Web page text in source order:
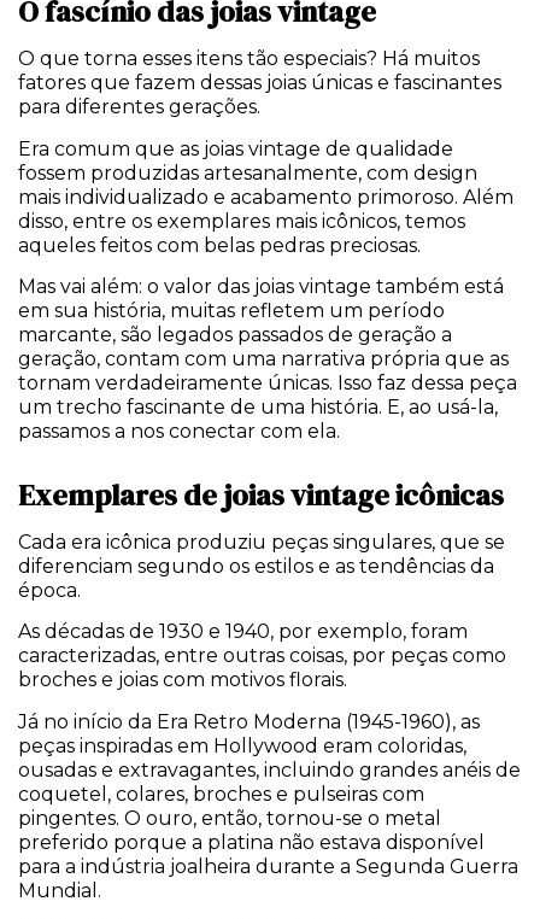
O fascínio das joias vintage
O que torna esses itens tão especiais? Há muitos
fatores que fazem dessas joias únicas e fascinantes
para diferentes gerações.
Era comum que as joias vintage de qualidade
fossem produzidas artesanalmente, com design
mais individualizado e acabamento primoroso. Além
disso, entre os exemplares mais icônicos, temos
aqueles feitos com belas pedras preciosas.
Mas vai além: o valor das joias vintage também está
em sua história, muitas refletem um período
marcante, são legados passados de geração a
geração, contam com uma narrativa própria que as
tornam verdadeiramente únicas. Isso faz dessa peça
um trecho fascinante de uma história. E, ao usá-la,
passamos a nos conectar com ela.
Exemplares de joias vintage icônicas
Cada era icônica produziu peças singulares, que se
diferenciam segundo os estilos e as tendências da
época.
As décadas de 1930 e 1940, por exemplo, foram
caracterizadas, entre outras coisas, por peças como
broches e joias com motivos florais.
Já no início da Era Retro Moderna (1945-1960), as
peças inspiradas em Hollywood eram coloridas,
ousadas e extravagantes, incluindo grandes anéis de
coquetel, colares, broches e pulseiras com
pingentes. O ouro, então, tornou-se o metal
preferido porque a platina não estava disponível
para a indústria joalheira durante a Segunda Guerra
Mundial.